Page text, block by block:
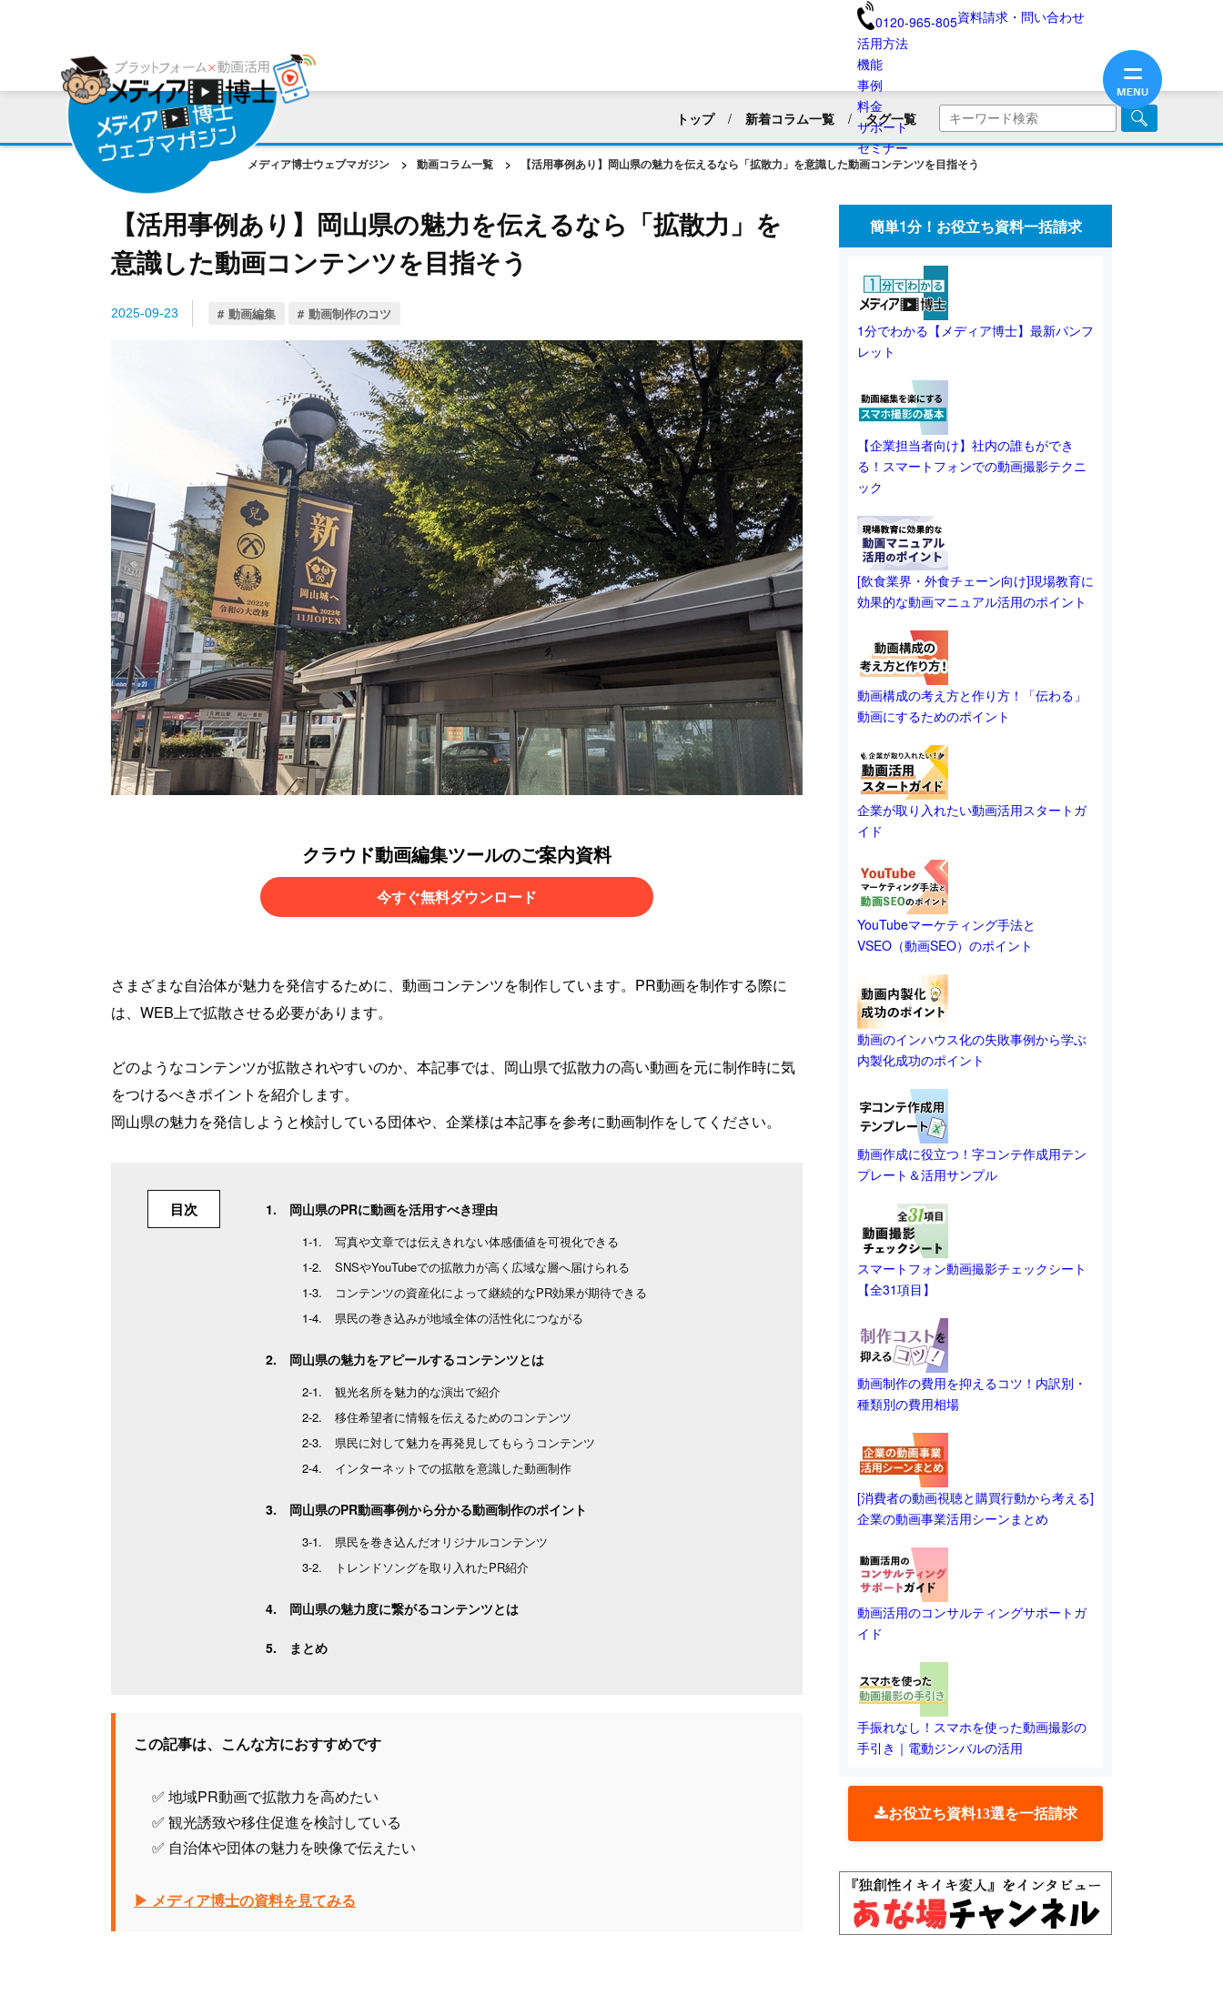
0120-965-805資料請求・問い合わせ
活用方法
機能
ットフォーム
編集ツール
事例
用会社様の声
ラットフォーム事例
料金
サポート
ンサルティング・サポート
役立ち資料
セミナー
トップ 新着コラム一覧 タグ一覧
すべて 採用活動
商品・サービス紹介
建築業界
化粧品・美容用品 ブランディング
医療業界
ホテル・旅館・民宿
保険業界・生命保険
新企画リリース 会員向け情報
動画制作のコツ
SNS動画
動画マーケティング
業界別動画活用
メディア博士ウェブマガジン > 動画コラム一覧 > 【活用事例あり】岡山県の魅力を伝えるなら「拡散力」を意識した動画コンテンツを目指そう
【活用事例あり】岡山県の魅力を伝えるなら「拡散力」を
意識した動画コンテンツを目指そう
2025-09-23 動画編集 動画制作のコツ
クラウド動画編集ツールのご案内資料
今すぐ無料ダウンロード
さまざまな自治体が魅力を発信するために、動画コンテンツを制作しています。PR動画を制作する際に
は、WEB上で拡散させる必要があります。
どのようなコンテンツが拡散されやすいのか、本記事では、岡山県で拡散力の高い動画を元に制作時に気
をつけるべきポイントを紹介します。
岡山県の魅力を発信しようと検討している団体や、企業様は本記事を参考に動画制作をしてください。
目次 岡山県のPRに動画を活用すべき理由
写真や文章では伝えきれない体感価値を可視化できる
SNSやYouTubeでの拡散力が高く広域な層へ届けられる
コンテンツの資産化によって継続的なPR効果が期待できる
県民の巻き込みが地域全体の活性化につながる
岡山県の魅力をアピールするコンテンツとは
観光名所を魅力的な演出で紹介
移住希望者に情報を伝えるためのコンテンツ
県民に対して魅力を再発見してもらうコンテンツ
インターネットでの拡散を意識した動画制作
岡山県のPR動画事例から分かる動画制作のポイント
県民を巻き込んだオリジナルコンテンツ
トレンドソングを取り入れたPR紹介
岡山県の魅力度に繋がるコンテンツとは
まとめ
この記事は、こんな方におすすめです
✅ 地域PR動画で拡散力を高めたい
✅ 観光誘致や移住促進を検討している
✅ 自治体や団体の魅力を映像で伝えたい
▶ メディア博士の資料を見てみる
簡単1分！お役立ち資料一括請求
1分でわかる【メディア博士】最新パンフ
レット
【企業担当者向け】社内の誰もができ
る！スマートフォンでの動画撮影テクニ
ック
[飲食業界・外食チェーン向け]現場教育に
効果的な動画マニュアル活用のポイント
動画構成の考え方と作り方！「伝わる」
動画にするためのポイント
企業が取り入れたい動画活用スタートガ
イド
YouTubeマーケティング手法と
VSEO（動画SEO）のポイント
動画のインハウス化の失敗事例から学ぶ
内製化成功のポイント
動画作成に役立つ！字コンテ作成用テン
プレート＆活用サンプル
スマートフォン動画撮影チェックシート
【全31項目】
動画制作の費用を抑えるコツ！内訳別・
種類別の費用相場
[消費者の動画視聴と購買行動から考える]
企業の動画事業活用シーンまとめ
動画活用のコンサルティングサポートガ
イド
手振れなし！スマホを使った動画撮影の
手引き｜電動ジンバルの活用
お役立ち資料13選を一括請求